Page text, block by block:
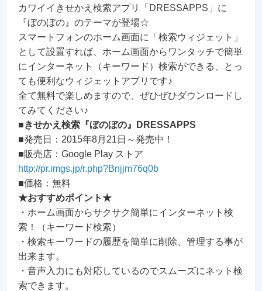
カワイイきせかえ検索アプリ「DRESSAPPS」に
『ぼのぼの』のテーマが登場☆
スマートフォンのホーム画面に「検索ウィジェット」
として設置すれば、ホーム画面からワンタッチで簡単
にインターネット（キーワード）検索ができる、とっ
ても便利なウィジェットアプリです♪
全て無料で楽しめますので、ぜひぜひダウンロードし
てみてください♪
■きせかえ検索『ぼのぼの』DRESSAPPS
■発売日：2015年8月21日～発売中！
■販売店：Google Play ストア
http://pr.imgs.jp/r.php?Bnjjm76q0b
■価格：無料
★おすすめポイント★
・ホーム画面からサクサク簡単にインターネット検
索！（キーワード検索）
・検索キーワードの履歴を簡単に削除、管理する事が
出来ます。
・音声入力にも対応しているのでスムーズにネット検
索できます。